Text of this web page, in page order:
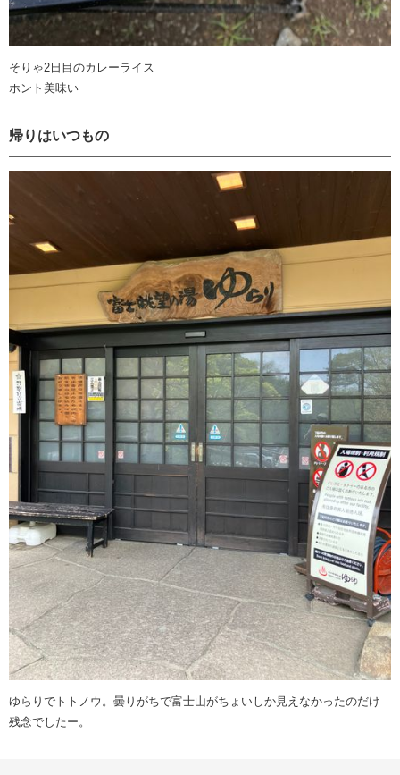
そりゃ2日目のカレーライス
ホント美味い
帰りはいつもの
ゆらりでトトノウ。曇りがちで富士山がちょいしか見えなかったのだけ
残念でしたー。